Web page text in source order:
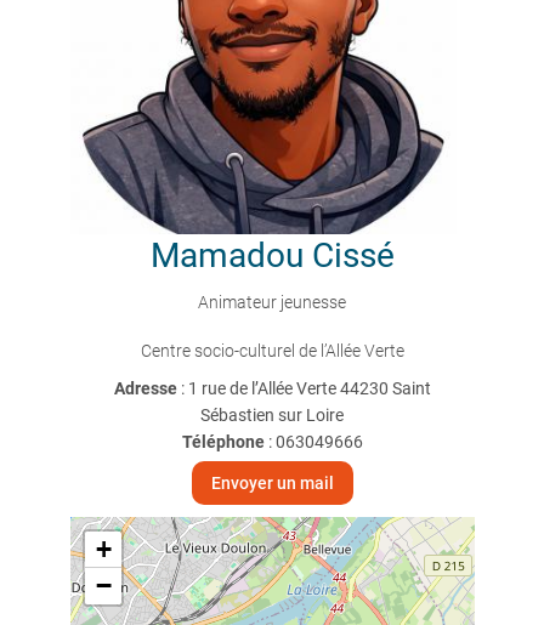
Mamadou Cissé
Animateur jeunesse
Centre socio-culturel de l’Allée Verte
Adresse : 1 rue de l’Allée Verte 44230 Saint
Sébastien sur Loire
Téléphone:063049666
Envoyer un mail
+
−